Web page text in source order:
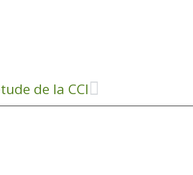
de la CCI